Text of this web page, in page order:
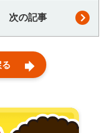
次の記事